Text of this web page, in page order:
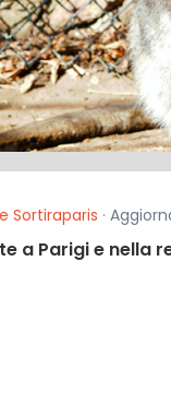
Sortiraparis ·
a Parigi e nella